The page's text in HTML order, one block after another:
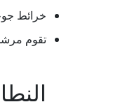
خرائط
تقوم